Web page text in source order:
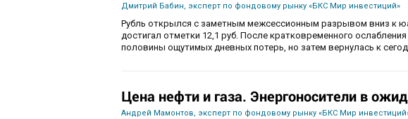
Дмитрий Бабин, эксперт по фондовому рынку «БКС Мир инвестиций»
Рубль открылся с заметным межсессионным разрывом вниз к
достигал отметки 12,1 руб. После кратковременного
половины ощутимых дневных потерь, но затем вернулась к
Цена нефти и газа. Энергоносители в
Андрей Мамонтов, эксперт по фондовому рынку «БКС Мир